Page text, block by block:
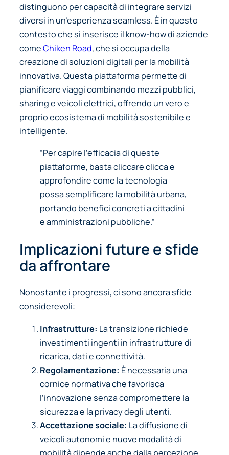
distinguono per capacità di integrare servizi
diversi in un’esperienza seamless. È in questo
contesto che si inserisce il know-how di aziende
comeChiken Road, che si occupa della
creazione di soluzioni digitali per la mobilità
innovativa. Questa piattaforma permette di
pianificare viaggi combinando mezzi pubblici,
sharing e veicoli elettrici, offrendo un vero e
proprio ecosistema di mobilità sostenibile e
intelligente.
“Per capire l’efficacia di queste
piattaforme, basta cliccare clicca e
approfondire come la tecnologia
possa semplificare la mobilità urbana,
portando benefici concreti a cittadini
e amministrazioni pubbliche.”
Implicazioni future e sfide
da affrontare
Nonostante i progressi, ci sono ancora sfide
considerevoli:
Infrastrutture: La transizione richiede
investimenti ingenti in infrastrutture di
ricarica, dati e connettività.
Regolamentazione: È necessaria una
cornice normativa che favorisca
l’innovazione senza compromettere la
sicurezza e la privacy degli utenti.
Accettazione sociale: La diffusione di
veicoli autonomi e nuove modalità di